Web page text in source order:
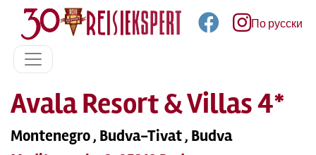
По русски
Avala Resort & Villas 4*
Montenegro , Budva-Tivat , Budva